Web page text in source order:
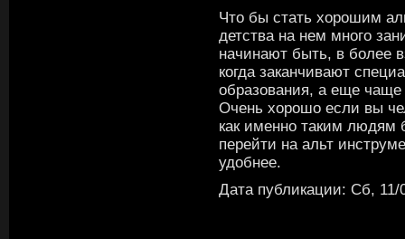
Что бы стать хорошим
детства на нем много
начинают быть, в более
когда заканчивают
образования, а еще чаще
Очень хорошо если вы
как именно таким людям
перейти на альт
удобнее.
Дата публикации: Сб, 11/